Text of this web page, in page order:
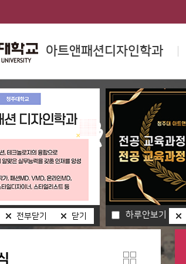
하루안보기
전부닫기 닫기
아트앤패션디자인학과
of Arts
학소개